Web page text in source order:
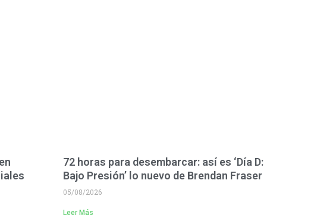
72 horas para desembarcar: así es ‘Día D:
Bajo Presión’ lo nuevo de Brendan Fraser
05/08/2026
Leer Más